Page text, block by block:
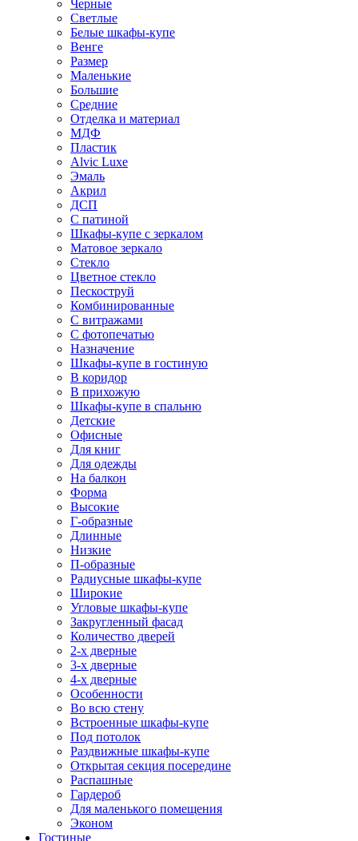
Черные
Светлые
Белые шкафы-купе
Венге
Размер
Маленькие
Большие
Средние
Отделка и материал
МДФ
Пластик
Alvic Luxe
Эмаль
Акрил
ДСП
С патиной
Шкафы-купе с зеркалом
Матовое зеркало
Стекло
Цветное стекло
Пескоструй
Комбинированные
С витражами
С фотопечатью
Назначение
Шкафы-купе в гостиную
В коридор
В прихожую
Шкафы-купе в спальню
Детские
Офисные
Для книг
Для одежды
На балкон
Форма
Высокие
Г-образные
Длинные
Низкие
П-образные
Радиусные шкафы-купе
Широкие
Угловые шкафы-купе
Закругленный фасад
Количество дверей
2-х дверные
3-х дверные
4-х дверные
Особенности
Во всю стену
Встроенные шкафы-купе
Под потолок
Раздвижные шкафы-купе
Открытая секция посередине
Распашные
Гардероб
Для маленького помещения
Эконом
Гостиные